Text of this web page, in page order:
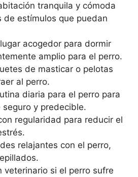
tranquila y cómoda
de estímulos que puedan
acogedor para dormir
amplio para el perro.
de masticar o pelotas
al perro.
diaria para el perro para
y predecible.
regularidad para reducir el
relajantes con el perro,
veterinario si el perro sufre